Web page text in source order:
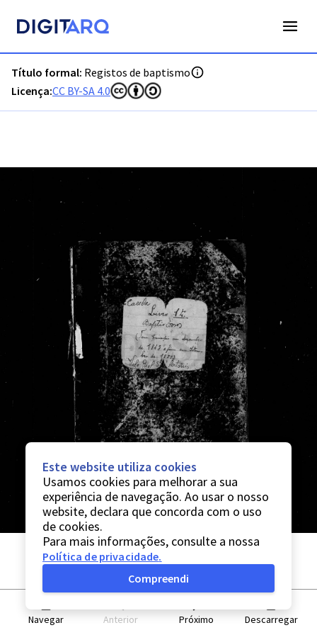
Título formal: Registos de baptismo
Licença:CC BY-SA 4.0
Navegar Anterior Próximo Descarregar
Este website utiliza cookies
Usamos cookies para melhorar a sua
experiência de navegação. Ao usar o nosso
website, declara que concorda com o uso
de cookies.
Para mais informações, consulte a nossa
Política de privacidade.
Compreendi